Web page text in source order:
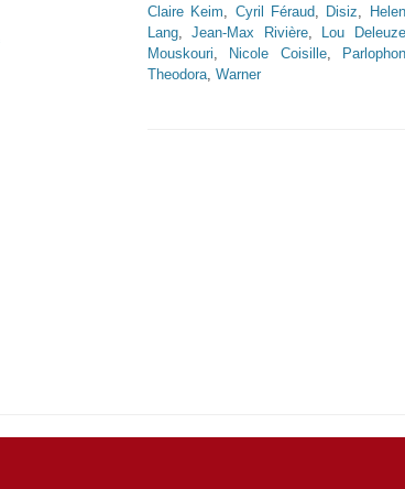
Claire Keim, Cyril Féraud, Disiz,
Lang,Jean-Max Rivière, Lou Deleuze
Mouskouri, Nicole Coisille,
Theodora, Warner